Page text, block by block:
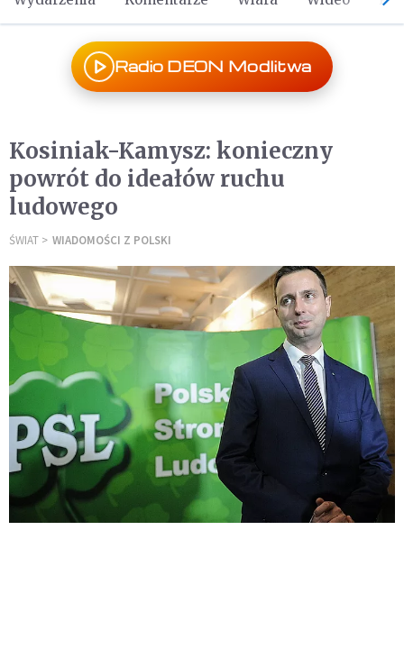
Radio DEON Modlitwa
Kosiniak-Kamysz: konieczny
powrót do ideałów ruchu
ludowego
ŚWIAT WIADOMOŚCI Z POLSKI